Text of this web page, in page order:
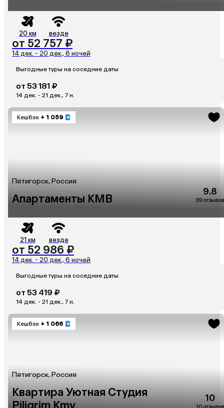
20 км везде
от 52 757 ₽
14 дек. - 20 дек., 6 ночей
Выгодные туры на соседние даты
от 53 181 ₽
14 дек. - 21 дек., 7 н.
Кешбэк + 1 059
Пятигорск, Россия
Апартаменты КМВ
9.8
39 отзывов
21 км везде
от 52 986 ₽
14 дек. - 20 дек., 6 ночей
Выгодные туры на соседние даты
от 53 419 ₽
14 дек. - 21 дек., 7 н.
Кешбэк + 1 066
Пятигорск, Россия
Квартира Уютная Студия
10